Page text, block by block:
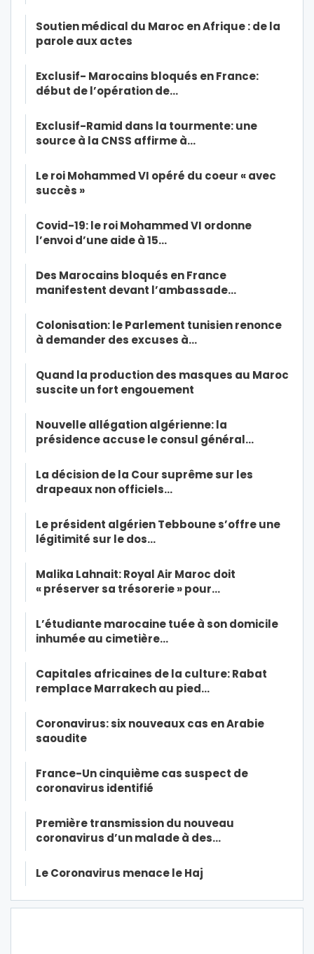
Soutien médical du Maroc en Afrique : de la
parole aux actes
Exclusif- Marocains bloqués en France:
début de l’opération de…
Exclusif-Ramid dans la tourmente: une
source à la CNSS affirme à…
Le roi Mohammed VI opéré du coeur « avec
succès »
Covid-19: le roi Mohammed VI ordonne
l’envoi d’une aide à 15…
Des Marocains bloqués en France
manifestent devant l’ambassade…
Colonisation: le Parlement tunisien renonce
à demander des excuses à…
Quand la production des masques au Maroc
suscite un fort engouement
Nouvelle allégation algérienne: la
présidence accuse le consul général…
La décision de la Cour suprême sur les
drapeaux non officiels…
Le président algérien Tebboune s’offre une
légitimité sur le dos…
Malika Lahnait: Royal Air Maroc doit
« préserver sa trésorerie » pour…
L’étudiante marocaine tuée à son domicile
inhumée au cimetière…
Capitales africaines de la culture: Rabat
remplace Marrakech au pied…
Coronavirus: six nouveaux cas en Arabie
saoudite
France-Un cinquième cas suspect de
coronavirus identifié
Première transmission du nouveau
coronavirus d’un malade à des…
Le Coronavirus menace le Haj